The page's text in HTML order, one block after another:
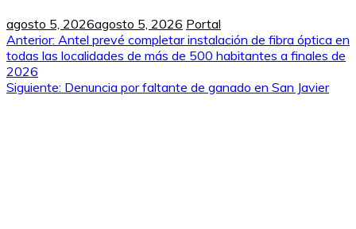
agosto 5, 2026agosto 5, 2026 Portal
Navegación
de
entradas
Anterior: Antel prevé completar instalación de fibra óptica en
todas las localidades de más de 500 habitantes a finales de
2026
Siguiente: Denuncia por faltante de ganado en San Javier